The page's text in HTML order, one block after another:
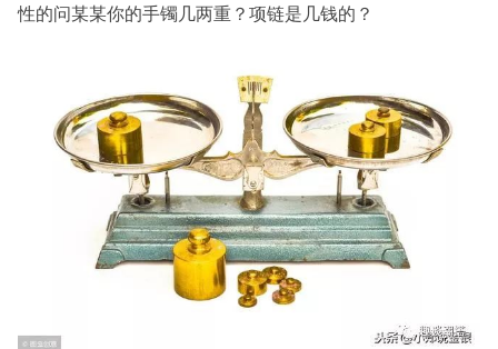
性的问某某你的手镯几两重？项链是几钱的？